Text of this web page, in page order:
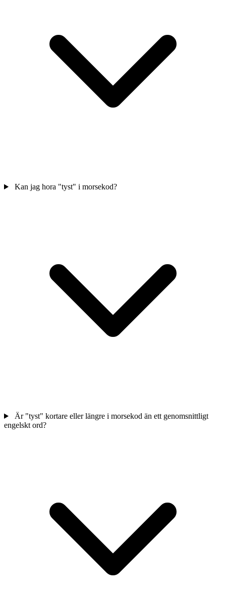
Kan jag hora "tyst" i morsekod?
Är "tyst" kortare eller längre i morsekod än ett genomsnittligt
engelskt ord?